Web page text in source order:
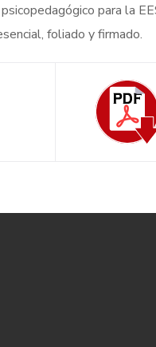
para la
foliado y firmado.